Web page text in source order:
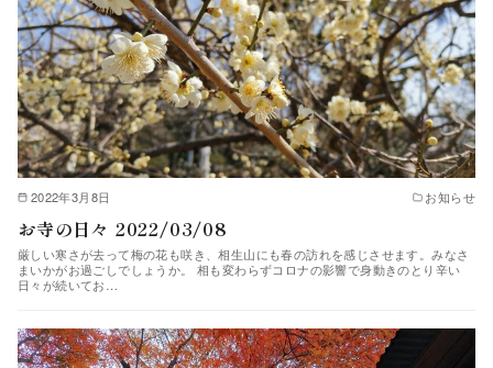
2022年3月8日 お知らせ
お寺の日々 2022/03/08
厳しい寒さが去って梅の花も咲き、相生山にも春の訪れを感じさせます。みなさ
まいかがお過ごしでしょうか。 相も変わらずコロナの影響で身動きのとり辛い
日々が続いてお…